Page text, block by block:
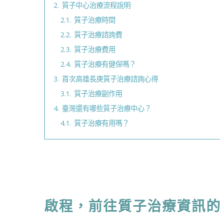
2. 質子中心治療流程說明
2.1. 質子治療時間
2.2. 質子治療諮詢費
2.3. 質子治療費用
2.4. 質子治療有健保嗎？
3. 首次高雄長庚質子治療諮詢心得
3.1. 質子治療副作用
4. 臺灣還有哪些質子治療中心？
4.1. 質子治療有用嗎？
啟程，前往質子治療資訊